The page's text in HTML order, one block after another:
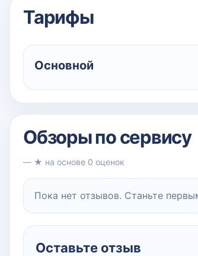
Тарифы
Основной
Обзоры по сервису
— ★ на основе 0 оценок
Пока нет отзывов. Станьте
Оставьте отзыв